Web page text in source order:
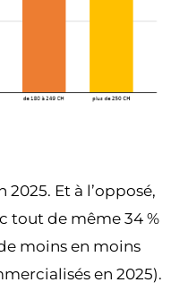
2025. Et à l’opposé,
tout de même 34 %
moins en moins
en 2025).